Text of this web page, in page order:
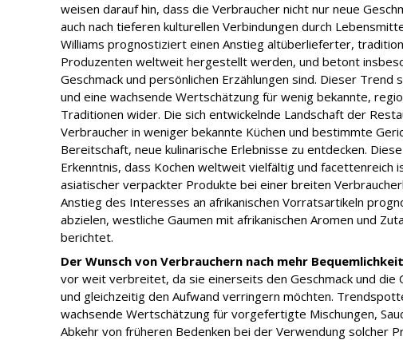
weisen darauf hin, dass die Verbraucher nicht nur neue
auch nach tieferen kulturellen Verbindungen durch
Williams prognostiziert einen Anstieg altüberlieferter,
Produzenten weltweit hergestellt werden, und betont
Geschmack und persönlichen Erzählungen sind. Dieser
und eine wachsende Wertschätzung für wenig bekannte,
Traditionen wider. Die sich entwickelnde Landschaft der
Verbraucher in weniger bekannte Küchen und bestimmte
Bereitschaft, neue kulinarische Erlebnisse zu entdecken.
Erkenntnis, dass Kochen weltweit vielfältig und
asiatischer verpackter Produkte bei einer breiten
Anstieg des Interesses an afrikanischen Vorratsartikeln
abzielen, westliche Gaumen mit afrikanischen Aromen und
berichtet.
Der Wunsch von Verbrauchern nach mehr
vor weit verbreitet, da sie einerseits den Geschmack und die
und gleichzeitig den Aufwand verringern möchten.
wachsende Wertschätzung für vorgefertigte Mischungen,
Abkehr von früheren Bedenken bei der Verwendung solcher